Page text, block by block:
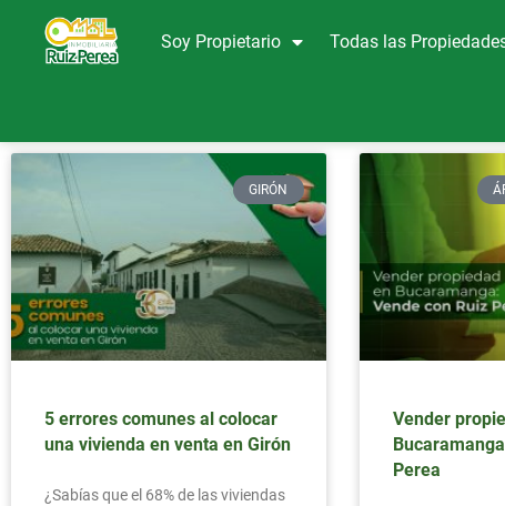
Soy Propietario Todas las
GIRÓN
5 errores comunes al colocar
una vivienda en venta en Girón
¿Sabías que el 68% de las viviendas
Vender
Perea